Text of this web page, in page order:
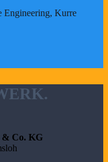
Engineering, Kurre
& Co. KG